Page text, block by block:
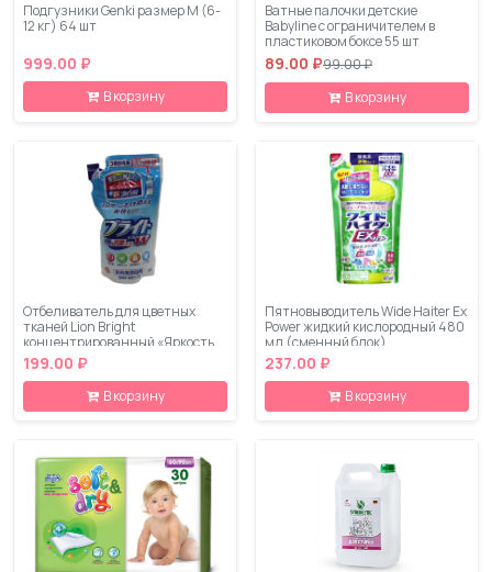
Подгузники Genki размер M (6-
12 кг) 64 шт
999.00 ₽
В корзину
Ватные палочки детские
Babyline с ограничителем в
пластиковом боксе 55 шт
89.00 ₽99.00 ₽
В корзину
Отбеливатель для цветных
тканей Lion Bright
концентрированный «Яркость
+» запасной блок 480 мл.
199.00 ₽
В корзину
Пятновыводитель Wide Haiter Ex
Power жидкий кислородный 480
мл (сменный блок)
237.00 ₽
В корзину